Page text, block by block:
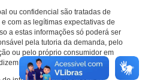
ou confidencial são tratadas de
com as legítimas expectativas de
a estas informações só poderá ser
pela tutoria da demanda, pelo
ou pelo próprio consumidor em
respeito.